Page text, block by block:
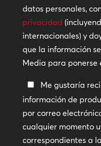
de
privacidad
*
datos personales,
privacidad
internacionales) y
que la información
Media para ponerse
Manténte
en
contacto
Me gustaría
información de
por correo
cualquier momento
correspondientes a